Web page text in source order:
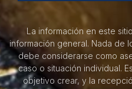
La información en este
información general. Nada de
debe considerarse como
caso o situación individual.
objetivo crear, y la